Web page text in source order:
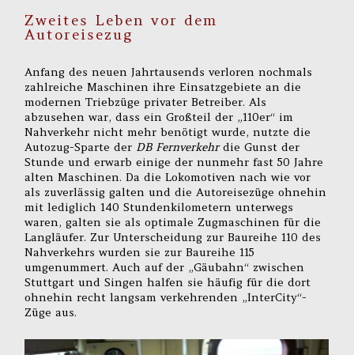
Zweites Leben vor dem
Autoreisezug
Anfang des neuen Jahrtausends verloren nochmals
zahlreiche Maschinen ihre Einsatzgebiete an die
modernen Triebzüge privater Betreiber. Als
abzusehen war, dass ein Großteil der „110er“ im
Nahverkehr nicht mehr benötigt wurde, nutzte die
Autozug-Sparte der DB Fernverkehrdie Gunst der
Stunde und erwarb einige der nunmehr fast 50 Jahre
alten Maschinen. Da die Lokomotiven nach wie vor
als zuverlässig galten und die Autoreisezüge ohnehin
mit lediglich 140 Stundenkilometern unterwegs
waren, galten sie als optimale Zugmaschinen für die
Langläufer. Zur Unterscheidung zur Baureihe 110 des
Nahverkehrs wurden sie zur Baureihe 115
umgenummert. Auch auf der „Gäubahn“ zwischen
Stuttgart und Singen halfen sie häufig für die dort
ohnehin recht langsam verkehrenden „InterCity“-
Züge aus.